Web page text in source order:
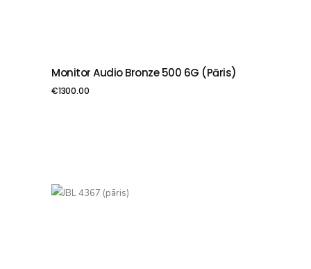
PIEVIENOT GROZAM
Monitor Audio Bronze 500 6G (pāris)
€1300.00